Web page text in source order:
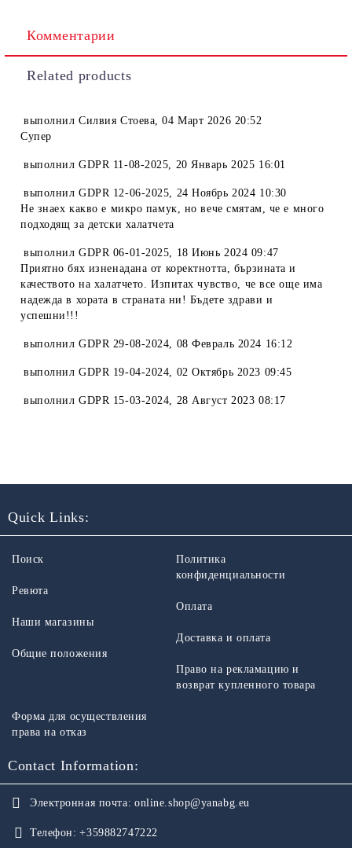
Комментарии
Related products
выполнилСилвия Стоева,04 Март 2026 20:52
Супер
выполнилGDPR 11-08-2025, 20 Январь 2025 16:01
выполнилGDPR 12-06-2025, 24 Ноябрь 2024 10:30
Не знаех какво е микро памук, но вече смятам, че е много
подходящ за детски халатчета
выполнилGDPR 06-01-2025, 18 Июнь 2024 09:47
Приятно бях изненадана от коректнотта, бързината и
качеството на халатчето. Изпитах чувство, че все още има
надежда в хората в страната ни! Бъдете здрави и
успешни!!!
выполнилGDPR 29-08-2024, 08 Февраль 2024 16:12
выполнилGDPR 19-04-2024, 02 Октябрь 2023 09:45
выполнилGDPR 15-03-2024, 28 Август 2023 08:17
Quick Links:
Поиск
Ревюта
Наши магазины
Общие положения
Политика
конфиденциальности
Оплата
Доставка и оплата
Право на рекламацию и
возврат купленного товара
Форма для осуществления
права на отказ
Contact Information:
Электронная почта: online.shop@yanabg.eu
Телефон: +359882747222